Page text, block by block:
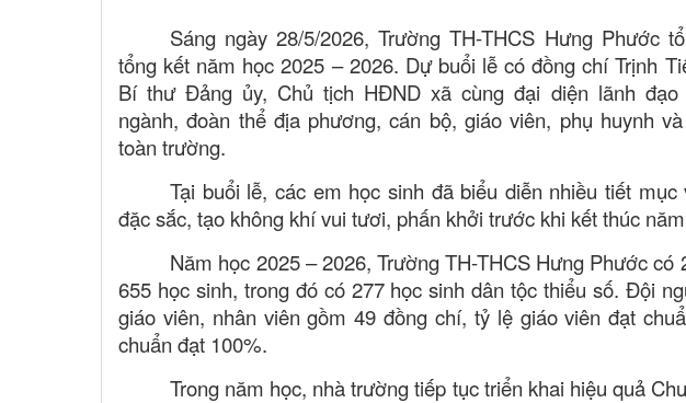
Sáng ngày 28/5/2026, Trường TH-THCS Hưng Phước
tổng kết năm học 2025 – 2026. Dự buổi lễ có đồng chí Trịnh
Bí thư Đảng ủy, Chủ tịch HĐND xã cùng đại diện lãnh đạo
ngành, đoàn thể địa phương, cán bộ, giáo viên, phụ huynh
toàn trường.
Tại buổi lễ, các em học sinh đã biểu diễn nhiều tiết mục
đặc sắc, tạo không khí vui tươi, phấn khởi trước khi kết thúc
Năm học 2025 – 2026, Trường TH-THCS Hưng Phước có
655 học sinh, trong đó có 277 học sinh dân tộc thiểu số. Đội
giáo viên, nhân viên gồm 49 đồng chí, tỷ lệ giáo viên đạt
chuẩn đạt 100%.
Trong năm học, nhà trường tiếp tục triển khai hiệu quả